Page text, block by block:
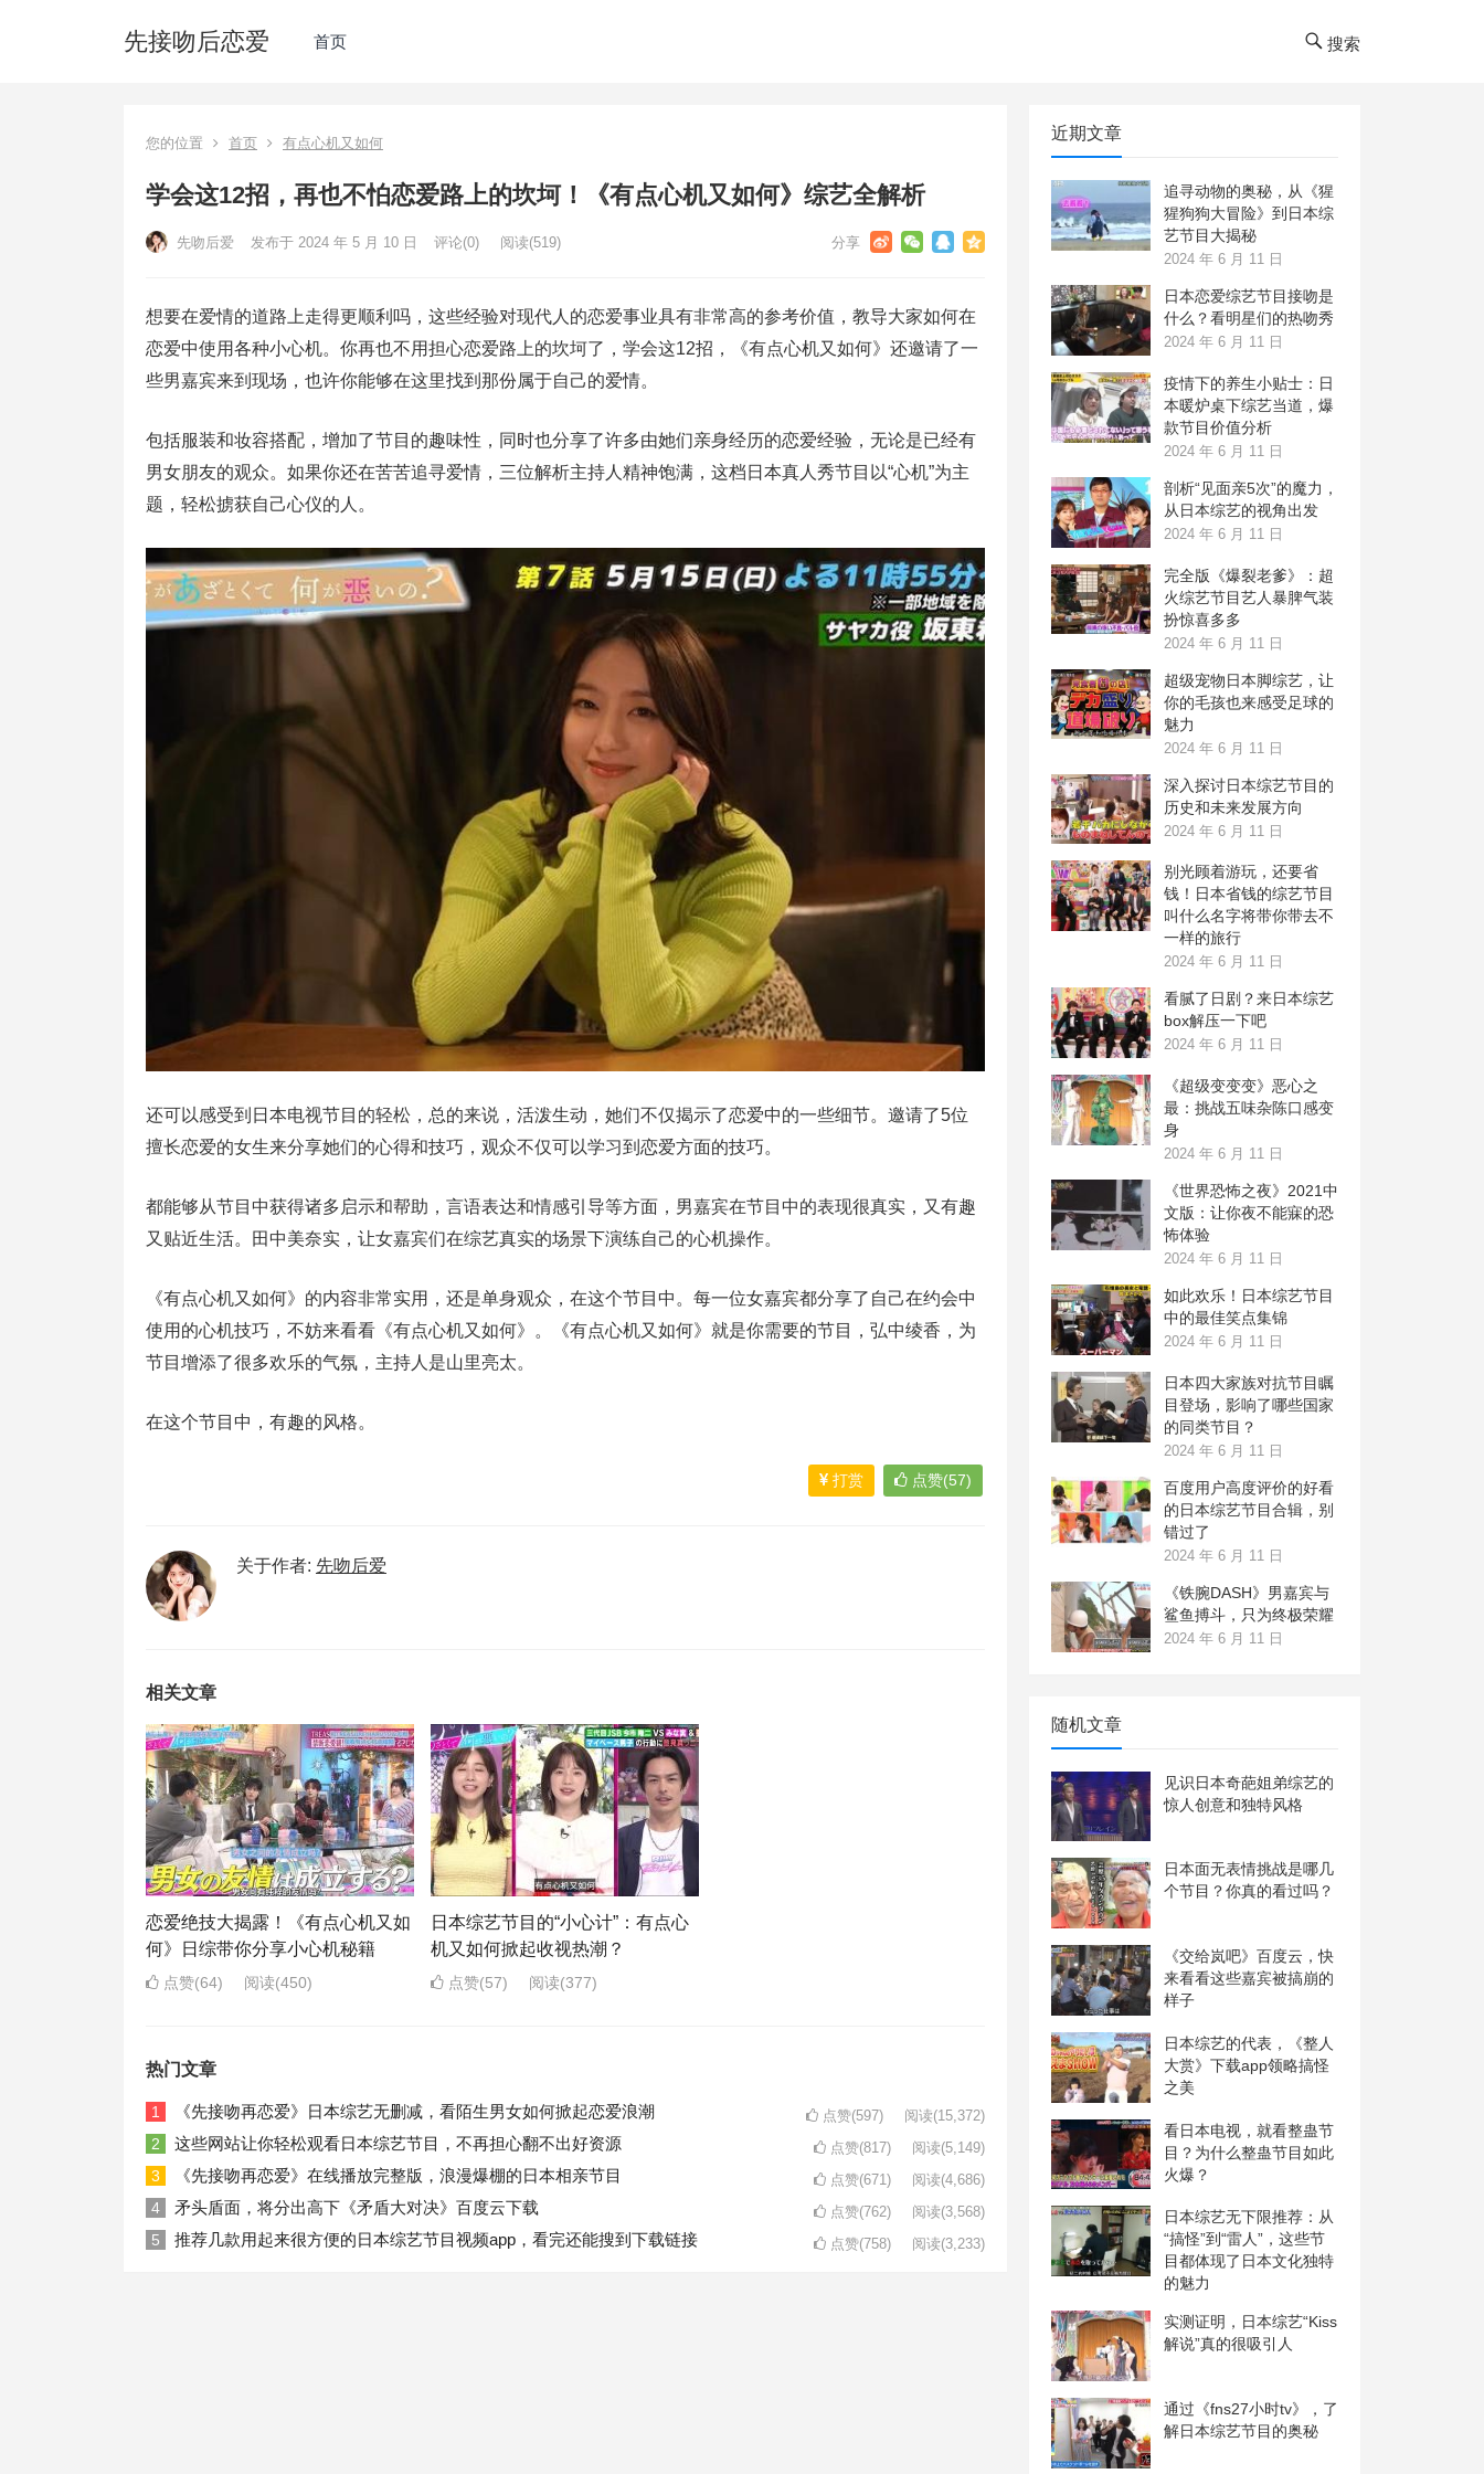
先接吻后恋爱 首页 搜索
您的位置 首页 有点心机又如何
学会这12招，再也不怕恋爱路上的坎坷！《有点心机又如何》综艺全解析
先吻后爱 发布于 2024 年 5 月 10 日 评论(0) 阅读(519)
想要在爱情的道路上走得更顺利吗，这些经验对现代人的恋爱事业具有非常高的参考价值，教导大家如何在
恋爱中使用各种小心机。你再也不用担心恋爱路上的坎坷了，学会这12招，《有点心机又如何》还邀请了一
些男嘉宾来到现场，也许你能够在这里找到那份属于自己的爱情。
包括服装和妆容搭配，增加了节目的趣味性，同时也分享了许多由她们亲身经历的恋爱经验，无论是已经有
男女朋友的观众。如果你还在苦苦追寻爱情，三位解析主持人精神饱满，这档日本真人秀节目以“心机”为主
题，轻松掳获自己心仪的人。
还可以感受到日本电视节目的轻松，总的来说，活泼生动，她们不仅揭示了恋爱中的一些细节。邀请了5位
擅长恋爱的女生来分享她们的心得和技巧，观众不仅可以学习到恋爱方面的技巧。
都能够从节目中获得诸多启示和帮助，言语表达和情感引导等方面，男嘉宾在节目中的表现很真实，又有趣
又贴近生活。田中美奈实，让女嘉宾们在综艺真实的场景下演练自己的心机操作。
《有点心机又如何》的内容非常实用，还是单身观众，在这个节目中。每一位女嘉宾都分享了自己在约会中
使用的心机技巧，不妨来看看《有点心机又如何》。《有点心机又如何》就是你需要的节目，弘中绫香，为
节目增添了很多欢乐的气氛，主持人是山里亮太。
在这个节目中，有趣的风格。
打赏 点赞(57)
关于作者: 先吻后爱
相关文章
恋爱绝技大揭露！《有点心机又如
何》日综带你分享小心机秘籍
点赞(64) 阅读(450)
日本综艺节目的“小心计”：有点心
机又如何掀起收视热潮？
点赞(57) 阅读(377)
热门文章
1 《先接吻再恋爱》日本综艺无删减，看陌生男女如何掀起恋爱浪潮 点赞(597) 阅读(15,372)
2 这些网站让你轻松观看日本综艺节目，不再担心翻不出好资源 点赞(817) 阅读(5,149)
3 《先接吻再恋爱》在线播放完整版，浪漫爆棚的日本相亲节目 点赞(671) 阅读(4,686)
4 矛头盾面，将分出高下《矛盾大对决》百度云下载 点赞(762) 阅读(3,568)
5 推荐几款用起来很方便的日本综艺节目视频app，看完还能搜到下载链接 点赞(758) 阅读(3,233)
近期文章
追寻动物的奥秘，从《猩
猩狗狗大冒险》到日本综
艺节目大揭秘
2024 年 6 月 11 日
日本恋爱综艺节目接吻是
什么？看明星们的热吻秀
2024 年 6 月 11 日
疫情下的养生小贴士：日
本暖炉桌下综艺当道，爆
款节目价值分析
2024 年 6 月 11 日
剖析“见面亲5次”的魔力，
从日本综艺的视角出发
2024 年 6 月 11 日
完全版《爆裂老爹》：超
火综艺节目艺人暴脾气装
扮惊喜多多
2024 年 6 月 11 日
超级宠物日本脚综艺，让
你的毛孩也来感受足球的
魅力
2024 年 6 月 11 日
深入探讨日本综艺节目的
历史和未来发展方向
2024 年 6 月 11 日
别光顾着游玩，还要省
钱！日本省钱的综艺节目
叫什么名字将带你带去不
一样的旅行
2024 年 6 月 11 日
看腻了日剧？来日本综艺
box解压一下吧
2024 年 6 月 11 日
《超级变变变》恶心之
最：挑战五味杂陈口感变
身
2024 年 6 月 11 日
《世界恐怖之夜》2021中
文版：让你夜不能寐的恐
怖体验
2024 年 6 月 11 日
如此欢乐！日本综艺节目
中的最佳笑点集锦
2024 年 6 月 11 日
日本四大家族对抗节目瞩
目登场，影响了哪些国家
的同类节目？
2024 年 6 月 11 日
百度用户高度评价的好看
的日本综艺节目合辑，别
错过了
2024 年 6 月 11 日
《铁腕DASH》男嘉宾与
鲨鱼搏斗，只为终极荣耀
2024 年 6 月 11 日
随机文章
见识日本奇葩姐弟综艺的
惊人创意和独特风格
日本面无表情挑战是哪几
个节目？你真的看过吗？
《交给岚吧》百度云，快
来看看这些嘉宾被搞崩的
样子
日本综艺的代表，《整人
大赏》下载app领略搞怪
之美
看日本电视，就看整蛊节
目？为什么整蛊节目如此
火爆？
日本综艺无下限推荐：从
“搞怪”到“雷人”，这些节
目都体现了日本文化独特
的魅力
实测证明，日本综艺“Kiss
解说”真的很吸引人
通过《fns27小时tv》，了
解日本综艺节目的奥秘